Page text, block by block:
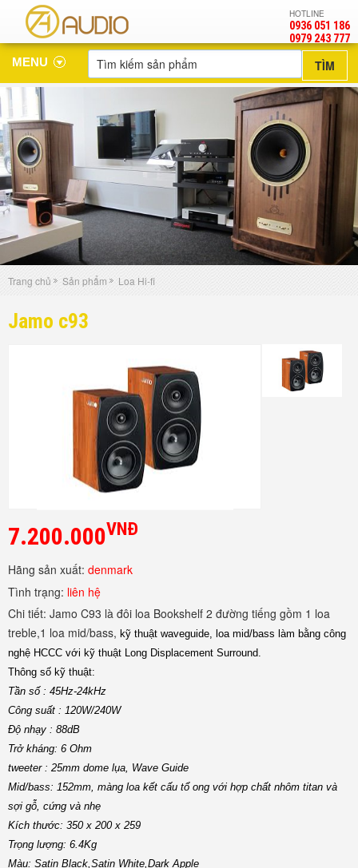
HOTLINE
0936 051 186
‎0979 243 777
MENU
Trang chủ Sản phẩm Loa Hi-fi
Jamo c93
7.200.000VNĐ
Hãng sản xuất: denmark
Tình trạng: liên hệ
Chi tiết: Jamo C93 là đôi loa Bookshelf 2 đường tiếng gồm 1 loa
treble,1 loa mid/bass, kỹ thuật waveguide, loa mid/bass làm bằng công
nghệ HCCC với kỹ thuật Long Displacement Surround.
Thông số kỹ thuật:
Tần số : 45Hz-24kHz
Công suất : 120W/240W
Độ nhạy : 88dB
Trở kháng: 6 Ohm
tweeter : 25mm dome lụa, Wave Guide
Mid/bass: 152mm, màng loa kết cấu tổ ong với hợp chất nhôm titan và
sợi gỗ, cứng và nhẹ
Kích thước: 350 x 200 x 259
Trọng lượng: 6.4Kg
Màu: Satin Black,Satin White,Dark Apple